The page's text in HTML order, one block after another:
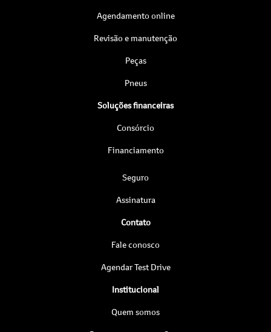
Agendamento online
Revisão e manutenção
Peças
Pneus
Soluções financeiras
Consórcio
Financiamento
Seguro
Assinatura
Contato
Fale conosco
Agendar Test Drive
Institucional
Quem somos